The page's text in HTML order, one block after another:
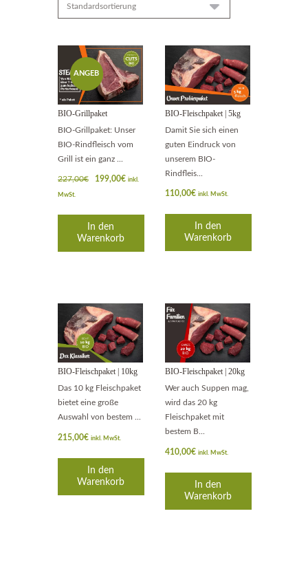
ANGEB
OT!
BIO-Grillpaket
BIO-Grillpaket: Unser
BIO-Rindfleisch vom
Grill ist ein ganz ...
227,00€
Ursprünglicher
227,00€
199,00€Aktueller
inkl.
MwSt.
In den
Warenkorb
BIO-Fleischpaket | 5kg
Damit Sie sich einen
guten Eindruck von
unserem BIO-
Rindfleis...
110,00€ inkl. MwSt.
In den
Warenkorb
BIO-Fleischpaket | 10kg
Das 10 kg Fleischpaket
bietet eine große
Auswahl von bestem ...
215,00€ inkl. MwSt.
In den
Warenkorb
BIO-Fleischpaket | 20kg
Wer auch Suppen mag,
wird das 20 kg
Fleischpaket mit
bestem B...
410,00€ inkl. MwSt.
In den
Warenkorb